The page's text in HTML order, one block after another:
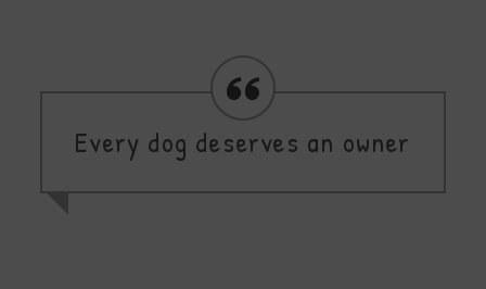
Every dog deserves an owner